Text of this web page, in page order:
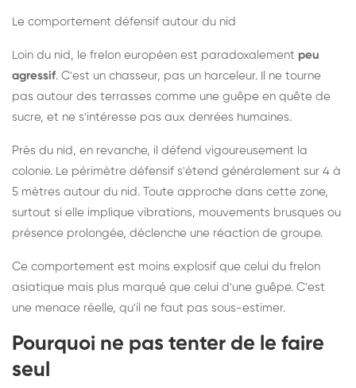
Le comportement défensif autour du nid
Loin du nid, le frelon européen est paradoxalement peu
agressif. C'est un chasseur, pas un harceleur. Il ne tourne
pas autour des terrasses comme une guêpe en quête de
sucre, et ne s'intéresse pas aux denrées humaines.
Près du nid, en revanche, il défend vigoureusement la
colonie. Le périmètre défensif s'étend généralement sur 4 à
5 mètres autour du nid. Toute approche dans cette zone,
surtout si elle implique vibrations, mouvements brusques ou
présence prolongée, déclenche une réaction de groupe.
Ce comportement est moins explosif que celui du frelon
asiatique mais plus marqué que celui d'une guêpe. C'est
une menace réelle, qu'il ne faut pas sous-estimer.
Pourquoi ne pas tenter de le faire
seul